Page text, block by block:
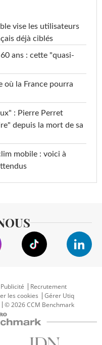
vise les utilisateurs
déjà ciblés
ans : cette "quasi-
où la France pourra
: Pierre Perret
depuis la mort de sa
mobile : voici à
Publicité
Recrutement
les cookies
Gérer Utiq
© 2026 CCM Benchmark